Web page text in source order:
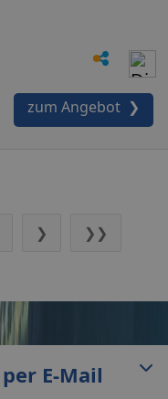
zum Angebot ❯
❯ ❯❯
E-Mail